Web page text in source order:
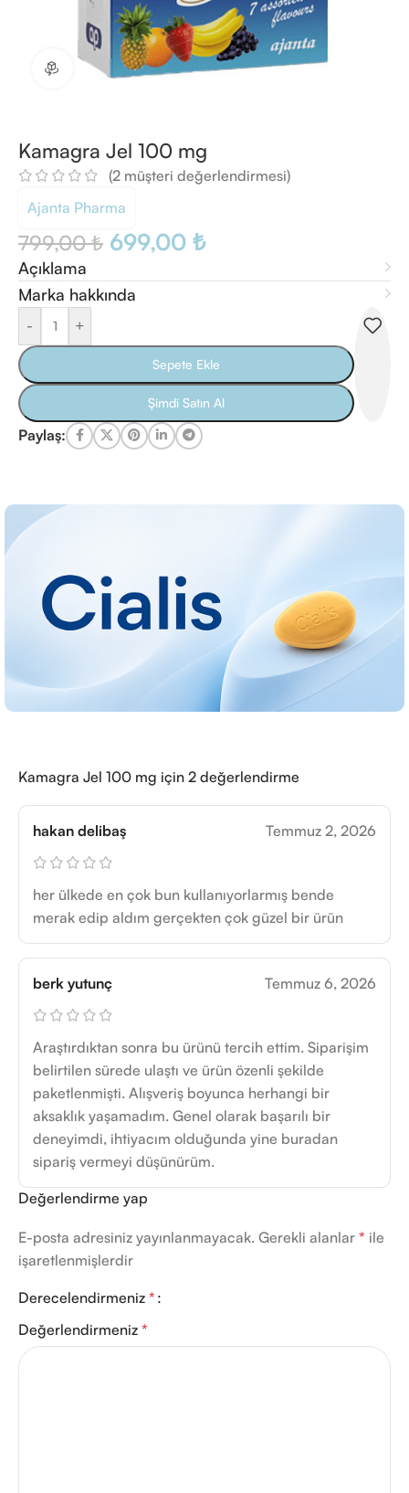
360 ürün görünümü
Kamagra Jel 100 mg
(2 müşteri değerlendirmesi)
Ajanta Pharma
799,00₺ 699,00 ₺
Açıklama
Marka hakkında
- +
Sepete Ekle
Şimdi Satın Al
Paylaş:
Kamagra Jel 100 mg için 2 değerlendirme
hakan delibaş Temmuz 2, 2026
her ülkede en çok bun kullanıyorlarmış bende
merak edip aldım gerçekten çok güzel bir ürün
berk yutunç Temmuz 6, 2026
Araştırdıktan sonra bu ürünü tercih ettim. Siparişim
belirtilen sürede ulaştı ve ürün özenli şekilde
paketlenmişti. Alışveriş boyunca herhangi bir
aksaklık yaşamadım. Genel olarak başarılı bir
deneyimdi, ihtiyacım olduğunda yine buradan
sipariş vermeyi düşünürüm.
Değerlendirme yap
E-posta adresiniz yayınlanmayacak. Gerekli alanlar * ile
işaretlenmişlerdir
Derecelendirmeniz *
Değerlendirmeniz *